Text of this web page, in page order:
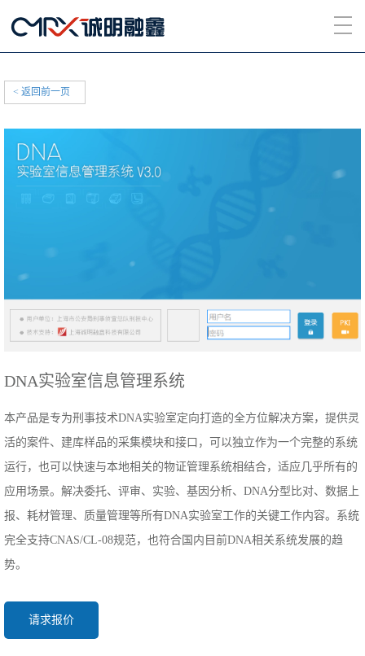
< 返回前一页
DNA实验室信息管理系统
本产品是专为刑事技术DNA实验室定向打造的全方位解决方案，提供灵
活的案件、建库样品的采集模块和接口，可以独立作为一个完整的系统
运行，也可以快速与本地相关的物证管理系统相结合，适应几乎所有的
应用场景。解决委托、评审、实验、基因分析、DNA分型比对、数据上
报、耗材管理、质量管理等所有DNA实验室工作的关键工作内容。系统
完全支持CNAS/CL-08规范，也符合国内目前DNA相关系统发展的趋
势。
请求报价